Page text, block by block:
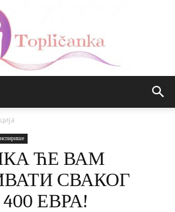
ЋЕ ВАМ
СВАКОГ
ЕВРА!